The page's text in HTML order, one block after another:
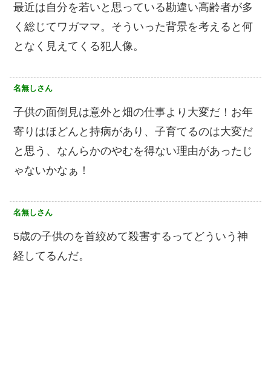
最近は自分を若いと思っている勘違い高齢者が多
く総じてワガママ。そういった背景を考えると何
となく見えてくる犯人像。
名無しさん
子供の面倒見は意外と畑の仕事より大変だ！お年
寄りはほどんと持病があり、子育てるのは大変だ
と思う、なんらかのやむを得ない理由があったじ
ゃないかなぁ！
名無しさん
5歳の子供のを首絞めて殺害するってどういう神
経してるんだ。